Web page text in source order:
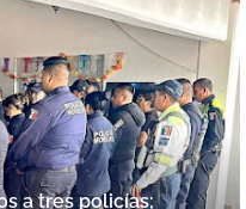
a tres policías;